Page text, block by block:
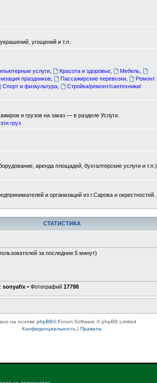
угощений и т.п.
услуги, Красота и здоровье, Мебель,
праздников Пассажирские перевозки,
Ремонт
Спорт и физкультура,
Стройка/ремонт/сантехники/
и грузов на заказ — в разделе Услуги.
груз
аренда площадей, бухгалтерские услуги и т.п.),
и организаций из г.Сарова и окрестностей.
СТАТИСТИКА
за последние 5 минут)
sonyafix• Фотографий 17798
на основеphpBB® Forum Software © phpBB Limited
Конфиденциальность |Правила